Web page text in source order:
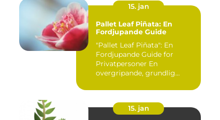
15. jan
Pallet Leaf Piñata: En
Fordjupande Guide
"Pallet Leaf Piñata": En
Fordjupande Guide for
Privatpersoner En
overgripande, grundlig
15. jan